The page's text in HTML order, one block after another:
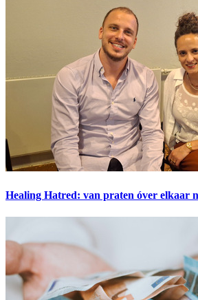
Healing Hatred: van praten óver elkaar